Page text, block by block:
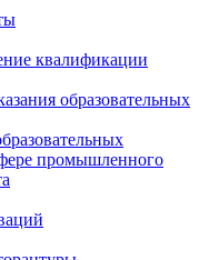
квалификации
образовательных
промышленного